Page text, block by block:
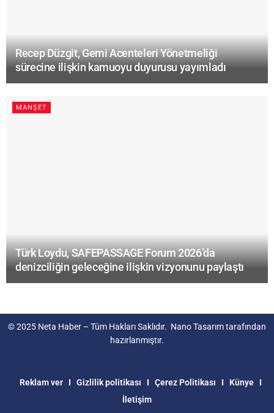
Recep Düzgit, Gemi Acenteleri Yönetmeliği
sürecine ilişkin kamuoyu duyurusu yayımladı
MANŞET
Türk Loydu, SAFEPASSAGE Forum 2026’da
denizciliğin geleceğine ilişkin vizyonunu paylaştı
© 2025 Neta Haber – Tüm Hakları Saklıdır. Nano Tasarımtarafından
hazırlanmıştır.
Reklam ver Gizlilik politikası Çerez Politikası
Künye
İletişim